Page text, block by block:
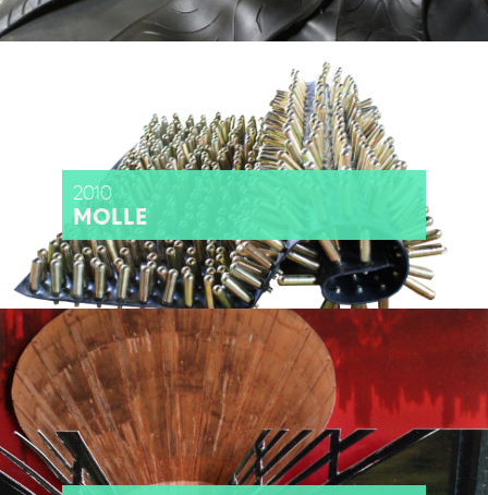
2010
MOLLE